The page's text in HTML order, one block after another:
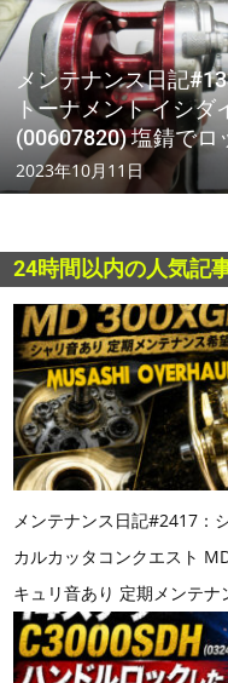
メンテナンス日記
トーナメント イシダ
(00607820) 塩錆でロ
2023年10月11日
24時間以内の人気記
メンテナンス日記#2417：
カルカッタコンクエスト
キュリ音あり 定期メンテナ